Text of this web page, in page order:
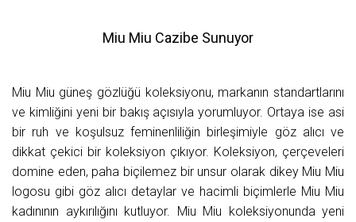
Miu Miu Cazibe Sunuyor
Miu Miu güneş gözlüğü koleksiyonu, markanın standartlarını
ve kimliğini yeni bir bakış açısıyla yorumluyor. Ortaya ise asi
bir ruh ve koşulsuz feminenliliğin birleşimiyle göz alıcı ve
dikkat çekici bir koleksiyon çıkıyor. Koleksiyon, çerçeveleri
domine eden, paha biçilemez bir unsur olarak dikey Miu Miu
logosu gibi göz alıcı detaylar ve hacimli biçimlerle Miu Miu
kadınının aykırılığını kutluyor. Miu Miu koleksiyonunda yeni